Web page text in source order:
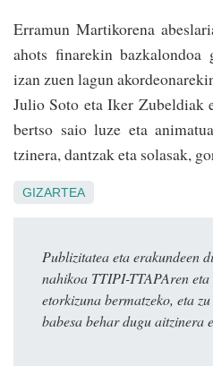
Erramun Martikorena
ahots finarekin bazkalondoa
izan zuen lagun
Julio Soto eta Iker Zubeldiak
bertso saio luze eta
tzinera, dantzak eta solasak,
GIZARTEA
Publizitatea eta erakundeen
nahikoa TTIPI-TTAPAren
etorkizuna bermatzeko, eta
babesa behar dugu aitzinera